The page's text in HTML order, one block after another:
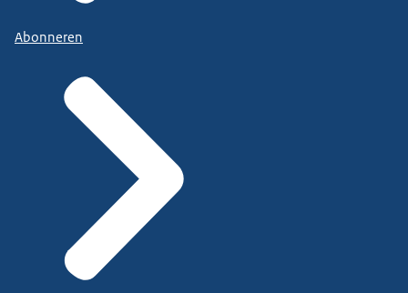
Abonneren